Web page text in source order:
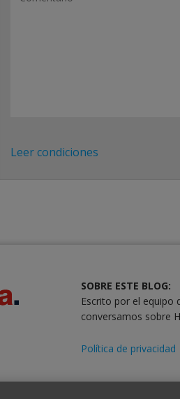
Leer condiciones
SOBRE ESTE BLOG:
Escrito por el equipo
conversamos sobre
Política de privacidad